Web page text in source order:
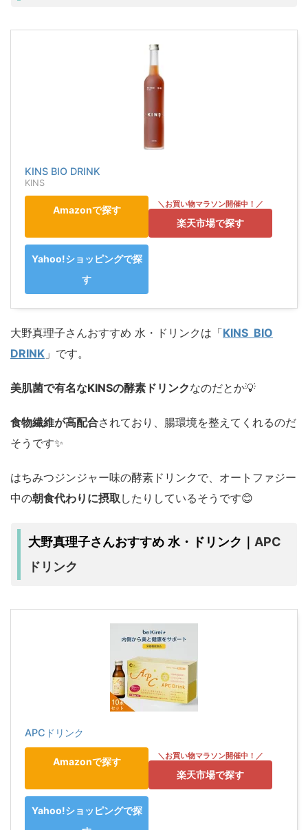
KINS BIO DRINK
KINS
Amazonで探す
楽天市場で探す
Yahoo!ショッピングで探
す
大野真理子さんおすすめ 水・ドリンクは「KINS BIO
DRINK 」です。
美肌菌で有名なKINSの酵素ドリンクなのだとか💡
食物繊維が高配合されており、腸環境を整えてくれるのだ
そうです✨️
はちみつジンジャー味の酵素ドリンクで、オートファジー
中の朝食代わりに摂取 したりしているそうです😊
大野真理子さんおすすめ 水・ドリンク｜APC
ドリンク
APCドリンク
Amazonで探す
楽天市場で探す
Yahoo!ショッピングで探